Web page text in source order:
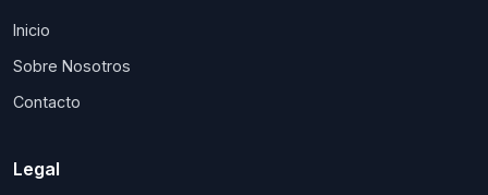
Inicio
Sobre Nosotros
Contacto
Legal